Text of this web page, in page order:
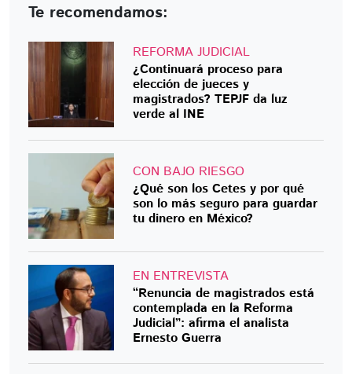
Te recomendamos:
REFORMA JUDICIAL
¿Continuará proceso para
elección de jueces y
magistrados? TEPJF da luz
verde al INE
CON BAJO RIESGO
¿Qué son los Cetes y por qué
son lo más seguro para guardar
tu dinero en México?
EN ENTREVISTA
“Renuncia de magistrados está
contemplada en la Reforma
Judicial”: afirma el analista
Ernesto Guerra